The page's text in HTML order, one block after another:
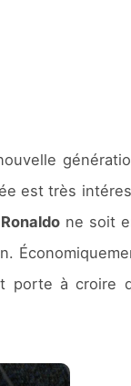
est très
Ronaldone soit
porte à croire